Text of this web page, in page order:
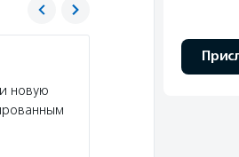
новую
Фонд президентских